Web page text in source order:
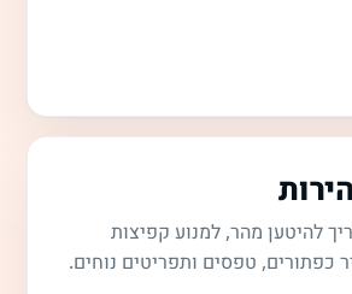
להיטען מהר, למנוע קפיצות
כפתורים, טפסים ותפריטים נוחים.